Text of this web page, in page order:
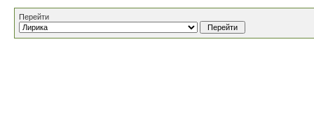
Перейти